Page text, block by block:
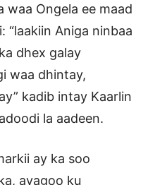
waa Ongela ee maad
“laakiin Aniga ninbaa
dhex galay
waa dhintay,
kadib intay Kaarlin
la aadeen.
ay ka soo
ayagoo ku